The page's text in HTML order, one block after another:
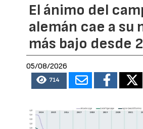
El ánimo del
alemán cae a su
más bajo desde
05/08/2026
714